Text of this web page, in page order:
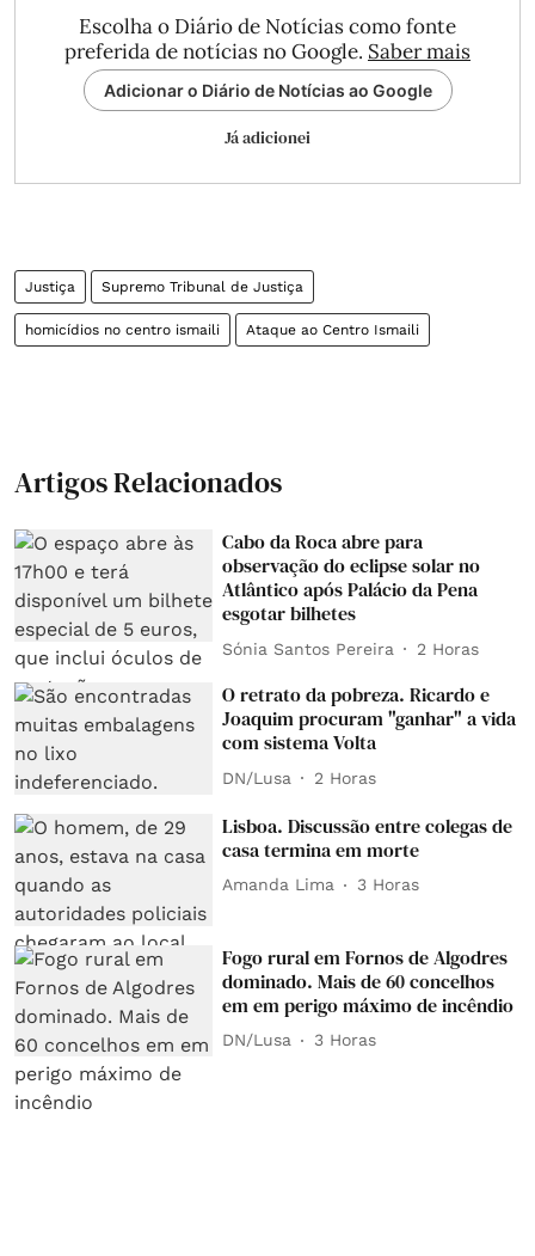
Escolha o Diário de Notícias como fonte
preferida de notícias no Google. Saber mais
Adicionar o Diário de Notícias ao Google
Já adicionei
Justiça Supremo Tribunal de Justiça
homicídios no centro ismaili Ataque ao Centro Ismaili
Artigos Relacionados
Cabo da Roca abre para
observação do eclipse solar no
Atlântico após Palácio da Pena
esgotar bilhetes
Sónia Santos Pereira 2 Horas
O retrato da pobreza. Ricardo e
Joaquim procuram "ganhar" a vida
com sistema Volta
DN/Lusa 2 Horas
Lisboa. Discussão entre colegas de
casa termina em morte
Amanda Lima 3 Horas
Fogo rural em Fornos de Algodres
dominado. Mais de 60 concelhos
em em perigo máximo de incêndio
DN/Lusa 3 Horas